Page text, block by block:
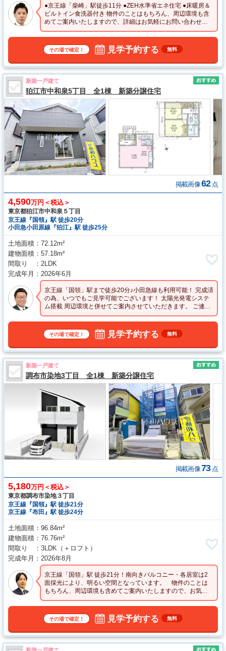
●京王線「柴崎」駅徒歩11分 ●ZEH水準省エネ住宅 ●床暖房＆
ビルトイン食洗器付き 物件のことはもちろん、周辺環境も含
めてご案内いたしますので、詳細はお気軽にお問い合わせく
ださい☆
その場で確定！ 見学予約する 無料
新築一戸建て
狛江市中和泉5丁目 全1棟 新築分譲住宅
掲載画像62 点
4,590万円＜税込＞
東京都狛江市中和泉５丁目
京王線『国領』駅 徒歩20分
小田急小田原線『狛江』駅 徒歩25分
土地面積
72.12m²
建物面積
57.18m²
間取り
2LDK
完成年月
2026年6月
京王線「国領」駅まで徒歩20分♪小田急線も利用可能！ 完成済
の為、いつでもご見学可能でございます！ 太陽光発電システ
ム搭載 周辺環境と併せてご案内させていただきます。 ご連絡
を心よりお待ちしております♪
その場で確定！ 見学予約する 無料
新築一戸建て
調布市染地3丁目 全1棟 新築分譲住宅
掲載画像73 点
5,180万円＜税込＞
東京都調布市染地３丁目
京王線『国領』駅 徒歩21分
京王線『布田』駅 徒歩24分
土地面積
96.84m²
建物面積
76.76m²
間取り
3LDK （＋ロフト）
完成年月
2026年8月
京王線「国領」駅 徒歩21分！南向きバルコニー・各居室は2
面採光により、明るい空間となっています。 物件のことは
もちろん、周辺環境も含めてご案内いたしますので、お気軽
にお問い合わせください☆
その場で確定！ 見学予約する 無料